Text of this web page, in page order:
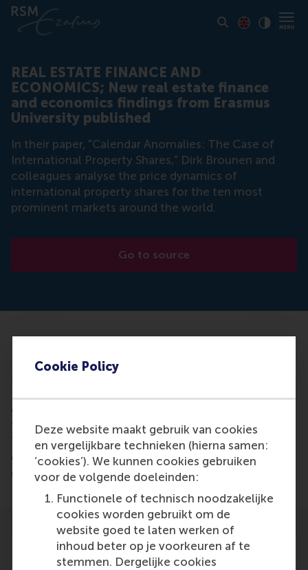
Cookie Policy
Deze website maakt gebruik van cookies
en vergelijkbare technieken (hierna samen:
‘cookies’). We kunnen cookies gebruiken
voor de volgende doeleinden:
Functionele of technisch noodzakelijke
cookies worden gebruikt om de
website goed te laten werken of
inhoud beter op je voorkeuren af te
stemmen. Dergelijke cookies
REAL ESTATE FINANCE AND
ECONOMICS; New real estate finance
and economics findings from Erasmus
University published
In their paper, "Calendar Anomalies: The Case of
International Property Shares," Dirk Brounen and
colleagues analyse the price dynamics of
international property shares for the ten most
prominent markets around the world.
Go to source
International Property Shares," recently published in
the Journal of Real Estate Finance and Economics,
dynamics of international property shares for the
ten most prominent markets around the world.
They focus on the presence of calendar effects in
daily and monthly price returns and examine these
effects both over time and across countries.